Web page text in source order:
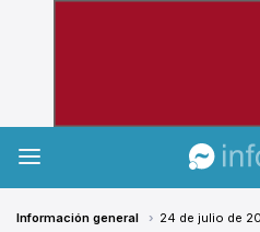
Información general 24 de julio de